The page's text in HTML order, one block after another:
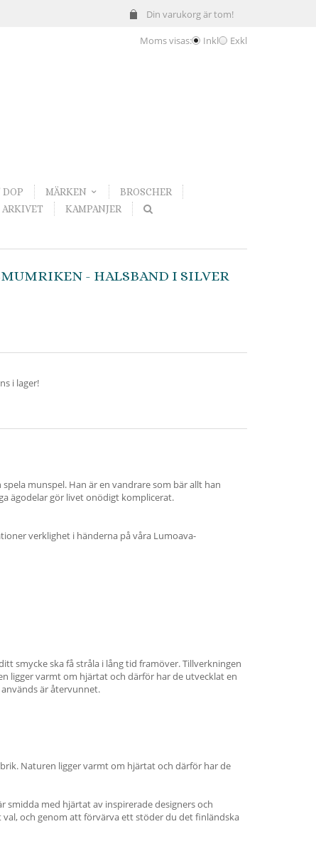
Din varukorg är tom!
Moms visas: Inkl Exkl
MÄRKEN
BROSCHER
ARKIVET KAMPANJER
- HALSBAND I SILVER
i lager!
munspel. Han är en vandrare som bär allt han
ägodelar gör livet onödigt komplicerat.
verklighet i händerna på våra Lumoava-
smycke ska få stråla i lång tid framöver. Tillverkningen
ligger varmt om hjärtat och därför har de utvecklat en
är återvunnet.
Naturen ligger varmt om hjärtat och därför har de
smidda med hjärtat av inspirerade designers och
och genom att förvärva ett stöder du det finländska